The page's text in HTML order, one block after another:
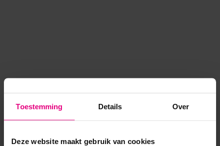
Toestemming Details Over
Deze website maakt gebruik van cookies